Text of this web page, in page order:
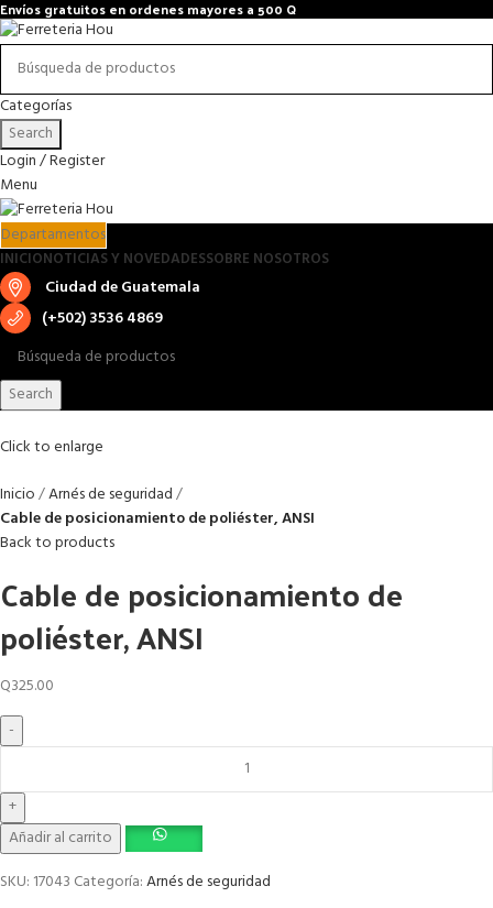
Envíos gratuitos en ordenes mayores a 500 Q
Categorías
Search
Login / Register
Menu
Departamentos
INICIONOTICIAS Y NOVEDADESSOBRE NOSOTROS
Ciudad de Guatemala
(+502) 3536 4869
Search
Click to enlarge
Inicio Arnés de seguridad
Cable de posicionamiento de poliéster, ANSI
Back to products
Cable de posicionamiento de
poliéster, ANSI
Q325.00
Añadir al carrito
SKU: 17043 Categoría:Arnés de seguridad